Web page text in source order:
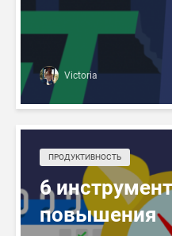
Victoria
ПРОДУКТИВНОСТЬ
6
повышения